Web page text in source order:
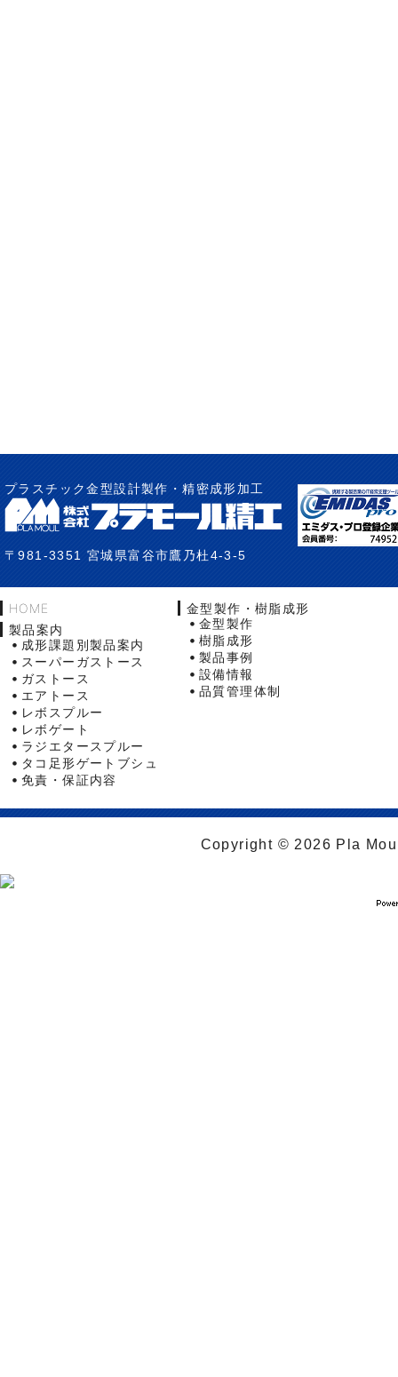
プラスチック金型設計製作・精密成形加工
〒981-3351 宮城県富谷市鷹乃杜4-3-5
HOME
製品案内
成形課題別製品案内
スーパーガストース
ガストース
エアトース
レボスプルー
レボゲート
ラジエタースプルー
タコ足形ゲートブシュ
免責・保証内容
金型製作・樹脂成形
金型製作
樹脂成形
製品事例
設備情報
品質管理体制
Copyright © 2026 Pla